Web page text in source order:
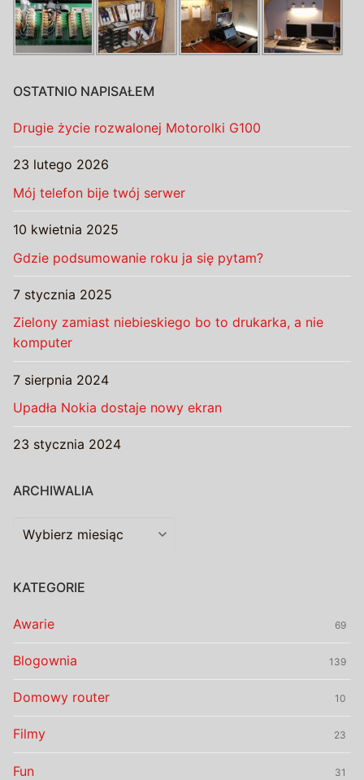
OSTATNIO NAPISAŁEM
Drugie życie rozwalonej Motorolki G100
23 lutego 2026
Mój telefon bije twój serwer
10 kwietnia 2025
Gdzie podsumowanie roku ja się pytam?
7 stycznia 2025
Zielony zamiast niebieskiego bo to drukarka, a nie
komputer
7 sierpnia 2024
Upadła Nokia dostaje nowy ekran
23 stycznia 2024
ARCHIWALIA
Archiwalia
KATEGORIE
Awarie 69
Blogownia 139
Domowy router 10
Filmy 23
Fun 31